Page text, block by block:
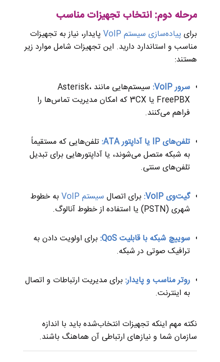
مرحله دوم: انتخاب تجهیزات مناسب
برای پیاده‌سازی سیستم VoIP
پایدار، نیاز به تجهیزات
مناسب و استاندارد دارید. این تجهیزات شامل موارد زیر
هستند:
سرور VoIP:
سیستم‌هایی مانند Asterisk،
FreePBX یا 3CX که امکان مدیریت تماس‌ها را
فراهم می‌کنند.
تلفن‌های IP یا آداپتور ATA:
تلفن‌هایی که مستقیماً
به شبکه متصل می‌شوند، یا آداپتورهایی برای تبدیل
تلفن‌های سنتی.
گیت‌وی VoIP: برای اتصال سیستم VoIP
به خطوط
شهری (PSTN) یا استفاده از خطوط آنالوگ.
سوییچ شبکه با قابلیت QoS:
برای اولویت دادن به
ترافیک صوتی در شبکه.
روتر مناسب و پایدار:برای مدیریت ارتباطات و اتصال
به اینترنت.
نکته مهم اینکه تجهیزات انتخاب‌شده باید با اندازه
سازمان شما و نیازهای ارتباطی آن هماهنگ باشند.